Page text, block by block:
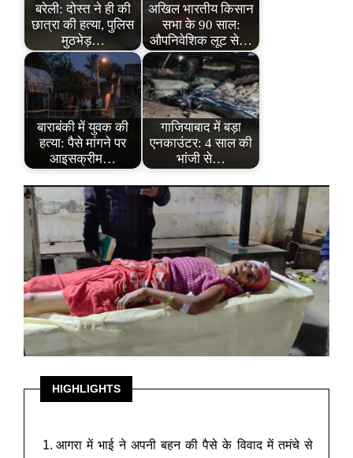
बरेली: दोस्त ने ही की
छात्रा की हत्या, पुलिस
मुठभेड़…
अखिल भारतीय किसान
सभा के 90 साल:
औपनिवेशिक लूट से…
बाराबंकी में युवक की
हत्या: पैसे मांगने पर
आइसक्रीम…
गाजियाबाद में बड़ा
एनकाउंटर: 4 साल की
भांजी से…
HIGHLIGHTS
आगरा में भाई ने अपनी बहन की पैसे के विवाद में तमंचे से